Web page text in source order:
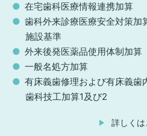
在宅歯科医療情報連携加算
歯科外来診療医療安全対策加
施設基準
外来後発医薬品使用体制加算
一般名処方加算
有床義歯修理および有床義歯
歯科技工加算1及び2
詳しくは